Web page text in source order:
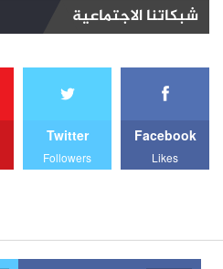
شبكاتنا الاجتماعية
Facebook
Likes
Twitter
Followers